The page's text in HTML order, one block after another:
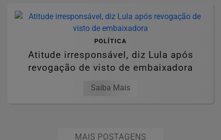
POLÍTICA
Atitude irresponsável, diz Lula após
revogação de visto de embaixadora
Saiba Mais
MAIS POSTAGENS